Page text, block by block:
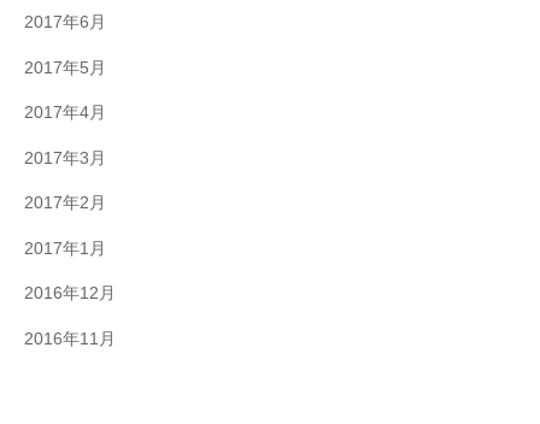
2017年6月
2017年5月
2017年4月
2017年3月
2017年2月
2017年1月
2016年12月
2016年11月